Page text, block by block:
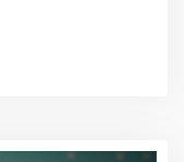
экзамена.
то, что